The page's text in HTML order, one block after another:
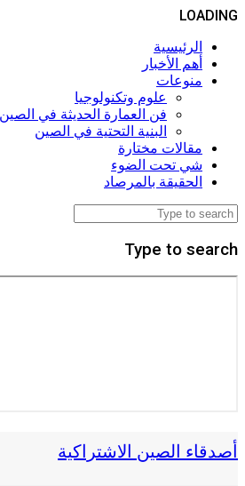
LOADING
الرئيسية
أهم الأخبار
منوعات
علوم وتكنولوجيا
فن العمارة الحديثة في الصين
البنية التحتية في الصين
مقالات مختارة
شي تحت الضوء
الحقيقة بالمرصاد
Type to search
أصدقاء الصين الاشتراكية